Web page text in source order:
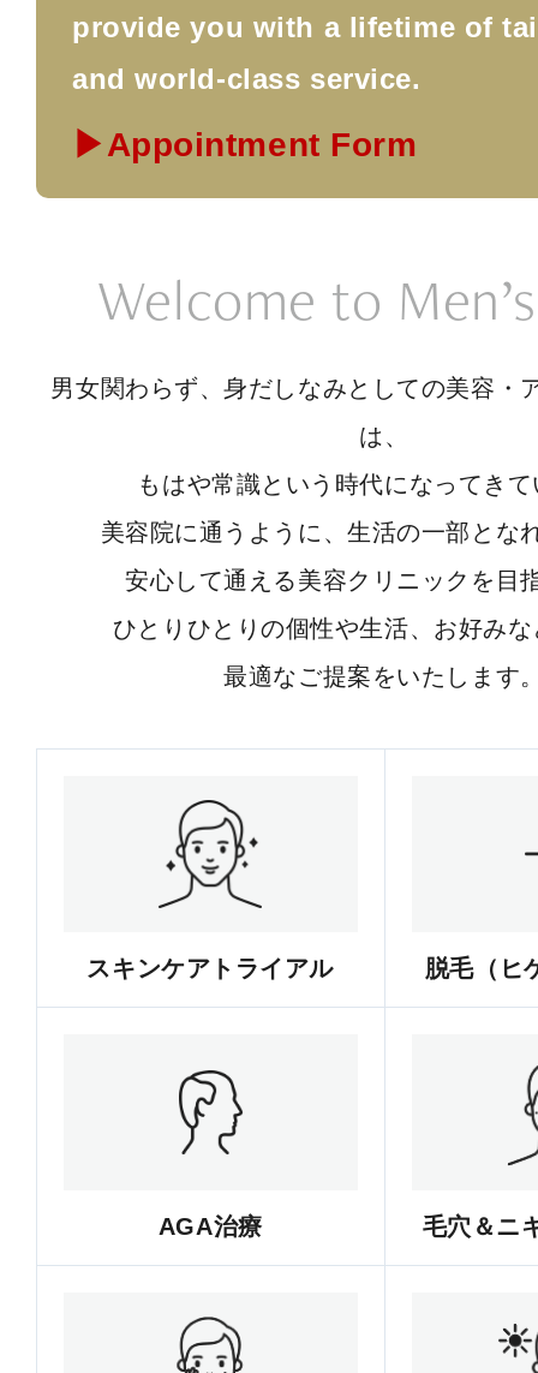
provide you with a lifetime of
and world-class service.
▶Appointment Form
Welcome to
男女関わらず、身だしなみとしての美容・
は、
もはや常識という時代になってき
美容院に通うように、生活の一部とな
安心して通える美容クリニックを目
ひとりひとりの個性や生活、お好み
最適なご提案をいたします
スキンケアトライアル 脱毛（ヒ
AGA治療 毛穴＆ニ